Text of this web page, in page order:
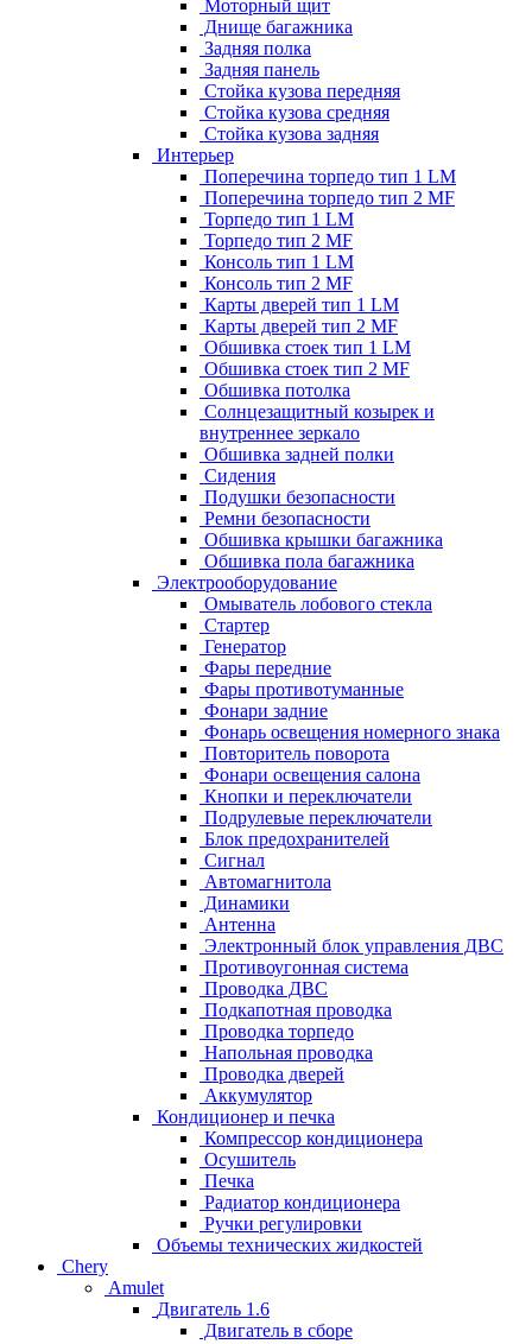
Моторный щит
Днище багажника
Задняя полка
Задняя панель
Стойка кузова передняя
Стойка кузова средняя
Стойка кузова задняя
Интерьер
Поперечина торпедо тип 1 LM
Поперечина торпедо тип 2 MF
Торпедо тип 1 LM
Торпедо тип 2 MF
Консоль тип 1 LM
Консоль тип 2 MF
Карты дверей тип 1 LM
Карты дверей тип 2 MF
Обшивка стоек тип 1 LM
Обшивка стоек тип 2 MF
Обшивка потолка
Солнцезащитный козырек и
внутреннее зеркало
Обшивка задней полки
Сидения
Подушки безопасности
Ремни безопасности
Обшивка крышки багажника
Обшивка пола багажника
Электрооборудование
Омыватель лобового стекла
Стартер
Генератор
Фары передние
Фары противотуманные
Фонари задние
Фонарь освещения номерного знака
Повторитель поворота
Фонари освещения салона
Кнопки и переключатели
Подрулевые переключатели
Блок предохранителей
Сигнал
Автомагнитола
Динамики
Антенна
Электронный блок управления ДВС
Противоугонная система
Проводка ДВС
Подкапотная проводка
Проводка торпедо
Напольная проводка
Проводка дверей
Аккумулятор
Кондиционер и печка
Компрессор кондиционера
Осушитель
Печка
Радиатор кондиционера
Ручки регулировки
Объемы технических жидкостей
Chery
Amulet
Двигатель 1.6
Двигатель в сборе